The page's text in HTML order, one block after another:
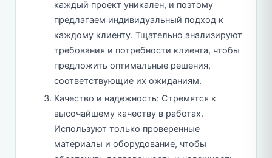
каждый проект уникален, и поэтому
предлагаем индивидуальный подход к
каждому клиенту. Тщательно анализируют
требования и потребности клиента, чтобы
предложить оптимальные решения,
соответствующие их ожиданиям.
Качество и надежность: Стремятся к
высочайшему качеству в работах.
Используют только проверенные
материалы и оборудование, чтобы